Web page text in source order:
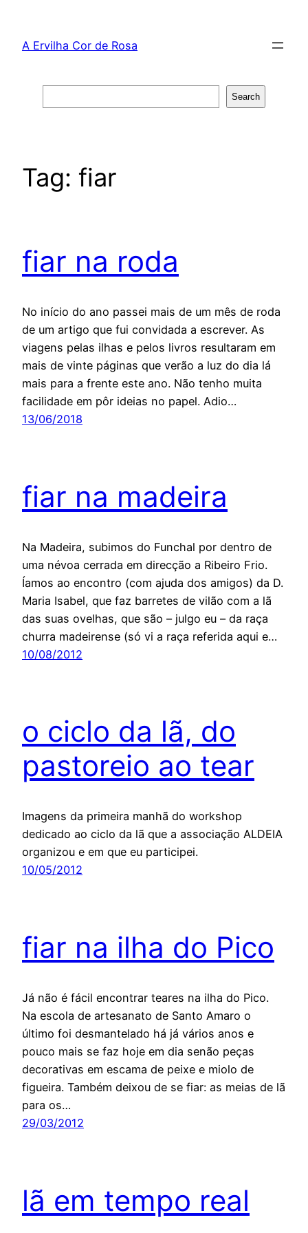
content
A Ervilha Cor de Rosa
Search
Tag: fiar
fiar na roda
No início do ano passei mais de um mês de roda
de um artigo que fui convidada a escrever. As
viagens pelas ilhas e pelos livros resultaram em
mais de vinte páginas que verão a luz do dia lá
mais para a frente este ano. Não tenho muita
facilidade em pôr ideias no papel. Adio…
13/06/2018
fiar na madeira
Na Madeira, subimos do Funchal por dentro de
uma névoa cerrada em direcção a Ribeiro Frio.
Íamos ao encontro (com ajuda dos amigos) da D.
Maria Isabel, que faz barretes de vilão com a lã
das suas ovelhas, que são – julgo eu – da raça
churra madeirense (só vi a raça referida aqui e…
10/08/2012
o ciclo da lã, do
pastoreio ao tear
Imagens da primeira manhã do workshop
dedicado ao ciclo da lã que a associação ALDEIA
organizou e em que eu participei.
10/05/2012
fiar na ilha do Pico
Já não é fácil encontrar teares na ilha do Pico.
Na escola de artesanato de Santo Amaro o
último foi desmantelado há já vários anos e
pouco mais se faz hoje em dia senão peças
decorativas em escama de peixe e miolo de
figueira. Também deixou de se fiar: as meias de lã
para os…
29/03/2012
lã em tempo real